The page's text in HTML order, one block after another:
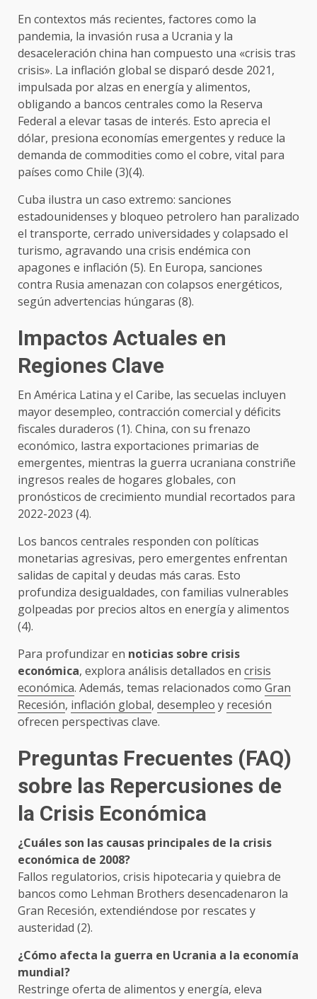
En contextos más recientes, factores como la
pandemia, la invasión rusa a Ucrania y la
desaceleración china han compuesto una «crisis tras
crisis». La inflación global se disparó desde 2021,
impulsada por alzas en energía y alimentos,
obligando a bancos centrales como la Reserva
Federal a elevar tasas de interés. Esto aprecia el
dólar, presiona economías emergentes y reduce la
demanda de commodities como el cobre, vital para
países como Chile (3)(4).
Cuba ilustra un caso extremo: sanciones
estadounidenses y bloqueo petrolero han paralizado
el transporte, cerrado universidades y colapsado el
turismo, agravando una crisis endémica con
apagones e inflación (5). En Europa, sanciones
contra Rusia amenazan con colapsos energéticos,
según advertencias húngaras (8).
Impactos Actuales en
Regiones Clave
En América Latina y el Caribe, las secuelas incluyen
mayor desempleo, contracción comercial y déficits
fiscales duraderos (1). China, con su frenazo
económico, lastra exportaciones primarias de
emergentes, mientras la guerra ucraniana constriñe
ingresos reales de hogares globales, con
pronósticos de crecimiento mundial recortados para
2022-2023 (4).
Los bancos centrales responden con políticas
monetarias agresivas, pero emergentes enfrentan
salidas de capital y deudas más caras. Esto
profundiza desigualdades, con familias vulnerables
golpeadas por precios altos en energía y alimentos
(4).
Para profundizar en noticias sobre crisis
económica, explora análisis detallados en crisis
económica. Además, temas relacionados como Gran
Recesión, inflación global, desempleo y recesión
ofrecen perspectivas clave.
Preguntas Frecuentes (FAQ)
sobre las Repercusiones de
la Crisis Económica
¿Cuáles son las causas principales de la crisis
económica de 2008?
Fallos regulatorios, crisis hipotecaria y quiebra de
bancos como Lehman Brothers desencadenaron la
Gran Recesión, extendiéndose por rescates y
austeridad (2).
¿Cómo afecta la guerra en Ucrania a la economía
mundial?
Restringe oferta de alimentos y energía, eleva